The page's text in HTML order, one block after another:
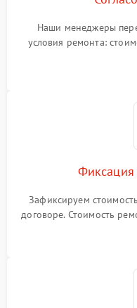
Наши менеджеры
условия ремонта:
Фиксация
Зафиксируем
договоре. Стоимость